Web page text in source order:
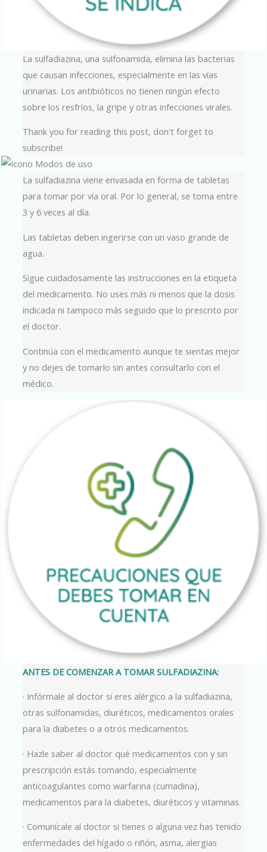
La sulfadiazina, una sulfonamida, elimina las bacterias
que causan infecciones, especialmente en las vías
urinarias. Los antibióticos no tienen ningún efecto
sobre los resfríos, la gripe y otras infecciones virales.
Thank you for reading this post, don't forget to
subscribe!
La sulfadiazina viene envasada en forma de tabletas
para tomar por vía oral. Por lo general, se toma entre
3 y 6 veces al día.
Las tabletas deben ingerirse con un vaso grande de
agua.
Sigue cuidadosamente las instrucciones en la etiqueta
del medicamento. No uses más ni menos que la dosis
indicada ni tampoco más seguido que lo prescrito por
el doctor.
Continúa con el medicamento aunque te sientas mejor
y no dejes de tomarlo sin antes consultarlo con el
médico.
ANTES DE COMENZAR A TOMAR SULFADIAZINA:
· Infórmale al doctor si eres alérgico a la sulfadiazina,
otras sulfonamidas, diuréticos, medicamentos orales
para la diabetes o a otros medicamentos.
· Hazle saber al doctor qué medicamentos con y sin
prescripción estás tomando, especialmente
anticoagulantes como warfarina (cumadina),
medicamentos para la diabetes, diuréticos y vitaminas.
· Comunícale al doctor si tienes o alguna vez has tenido
enfermedades del hígado o riñón, asma, alergias